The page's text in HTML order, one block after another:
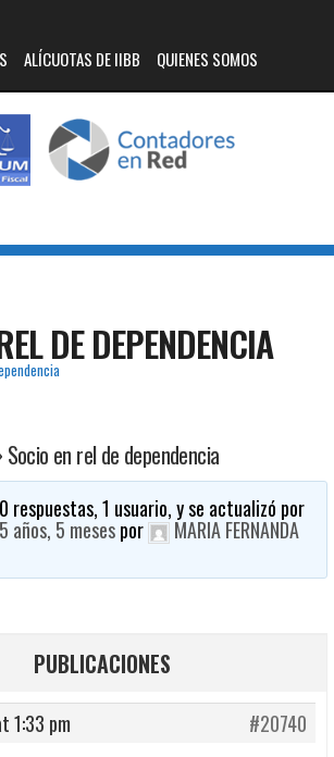
ALÍCUOTAS DE IIBB QUIENES SOMOS
DE DEPENDENCIA
Socio en rel de dependencia
respuestas, 1 usuario, y se actualizó por
años, 5 mesespor
MARIA FERNANDA
PUBLICACIONES
1:33 pm
#20740